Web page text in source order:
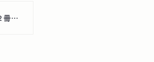
そこが知りたい！発明と特許２冊セット